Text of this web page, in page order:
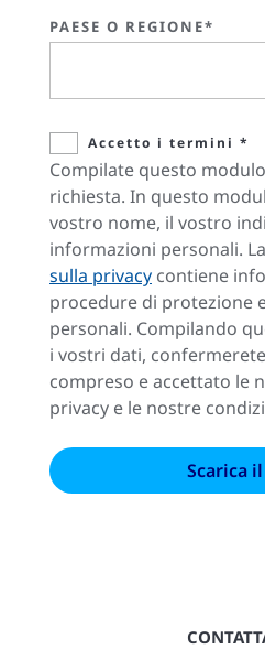
PAESE O REGIONE*
Accetto i termini *
Compilate questo
richiesta. In questo
vostro nome, il vostro
informazioni personali.
sulla privacy contiene
procedure di protezione
personali. Compilando
i vostri dati,
compreso e accettato le
privacy e le nostre